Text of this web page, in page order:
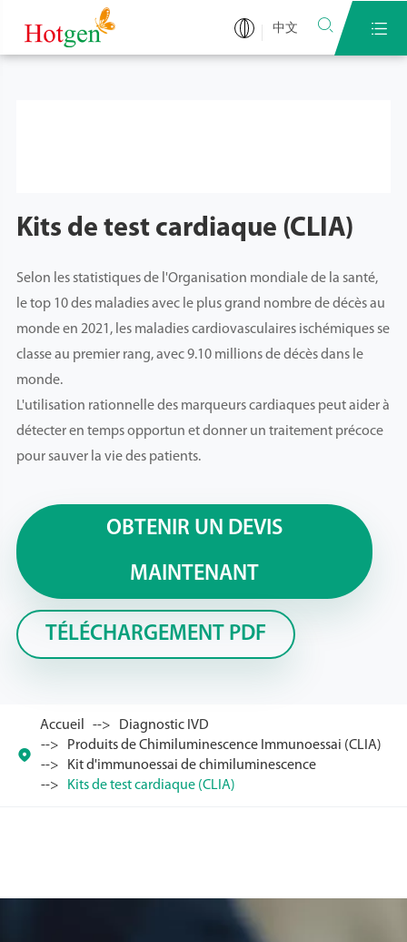
中文  
Kits de test cardiaque (CLIA)
Selon les statistiques de l'Organisation mondiale de la santé,
le top 10 des maladies avec le plus grand nombre de décès au
monde en 2021, les maladies cardiovasculaires ischémiques se
classe au premier rang, avec 9.10 millions de décès dans le
monde.
L'utilisation rationnelle des marqueurs cardiaques peut aider à
détecter en temps opportun et donner un traitement précoce
pour sauver la vie des patients.
OBTENIR UN DEVIS
MAINTENANT
TÉLÉCHARGEMENT PDF

Accueil
Diagnostic IVD
Produits de Chimiluminescence Immunoessai (CLIA)
Kit d'immunoessai de chimiluminescence
Kits de test cardiaque (CLIA)